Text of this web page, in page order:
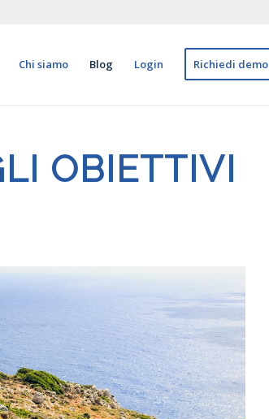
Chi siamo Blog Login Richiedi demo
OBIETTIVI